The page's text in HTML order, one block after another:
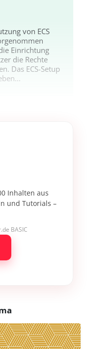
von ECS
Einrichtung
die Rechte
Das ECS-Setup
Inhalten aus
und Tutorials –
BASIC